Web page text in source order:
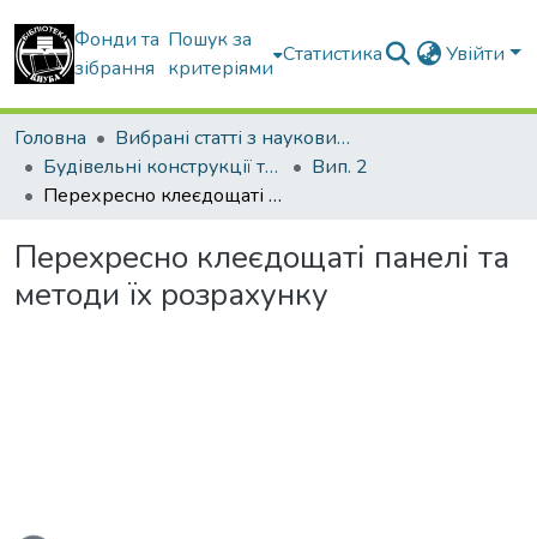
Фонди та
зібрання
Пошук за
критеріями
Статистика Увійти
Головна
Вибрані статті з наукових збірників КНУБА
Будівельні конструкції теорія і практика
Вип. 2
Перехресно клеєдощаті панелі та методи їх розрахунку
Перехресно клеєдощаті панелі та
методи їх розрахунку